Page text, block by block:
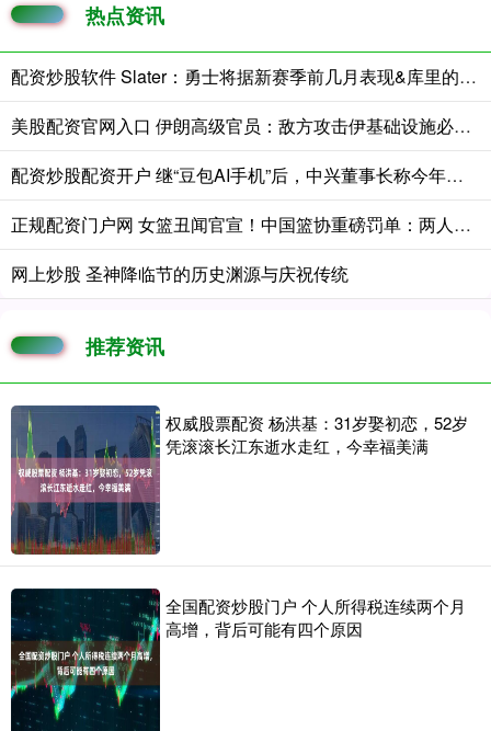
热点资讯
配资炒股软件 Slater：勇士将据新赛季前几月表现&库里的健康 决定是否改善阵容
美股配资官网入口 伊朗高级官员：敌方攻击伊基础设施必遭回击
配资炒股配资开户 继“豆包AI手机”后，中兴董事长称今年或推出“龙虾手机”
正规配资门户网 女篮丑闻官宣！中国篮协重磅罚单：两人终身禁赛 亚军成绩被取消
网上炒股 圣神降临节的历史渊源与庆祝传统
推荐资讯
权威股票配资 杨洪基：31岁娶初恋，52岁
凭滚滚长江东逝水走红，今幸福美满
全国配资炒股门户 个人所得税连续两个月
高增，背后可能有四个原因